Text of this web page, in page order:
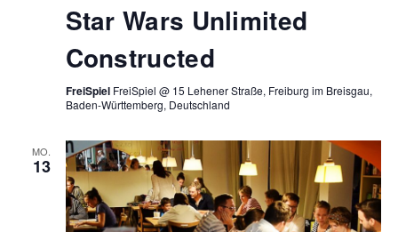
Star Wars Unlimited
Constructed
FreiSpiel FreiSpiel @ 15 Lehener Straße, Freiburg im Breisgau,
Baden-Württemberg, Deutschland
MO.
13